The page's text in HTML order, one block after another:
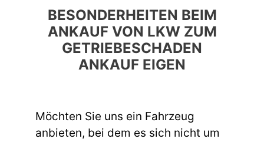
BESONDERHEITEN BEIM
ANKAUF VON LKW ZUM
GETRIEBESCHADEN
ANKAUF EIGEN
Möchten Sie uns ein Fahrzeug
anbieten, bei dem es sich nicht um